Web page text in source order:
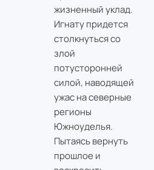
жизненный уклад.
Игнату придется
столкнуться со
злой
потусторонней
силой, наводящей
ужас на северные
регионы
Южноуделья.
Пытаясь вернуть
прошлое и